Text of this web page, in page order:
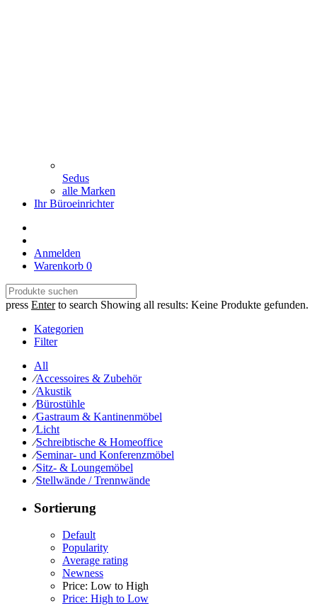
Sedus
alle Marken
Ihr Büroeinrichter
Anmelden
Warenkorb 0
press Enterto search Showing all results: Keine Produkte gefunden.
Kategorien
Filter
All
⁄Accessoires & Zubehör
⁄Akustik
⁄Bürostühle
⁄Gastraum & Kantinenmöbel
⁄Licht
⁄Schreibtische & Homeoffice
⁄Seminar- und Konferenzmöbel
⁄Sitz- & Loungemöbel
⁄Stellwände / Trennwände
Sortierung
Default
Popularity
Average rating
Newness
Price: Low to High
Price: High to Low